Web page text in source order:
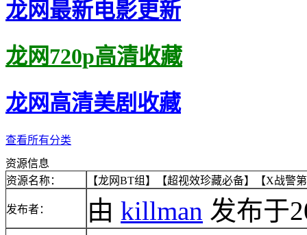
龙网最新电影更新
龙网720p高清收藏
龙网高清美剧收藏
查看所有分类
资源信息
资源名称：
【龙网BT组】【超视效珍藏必备】【X战警
发布者： 由 killman 发布于